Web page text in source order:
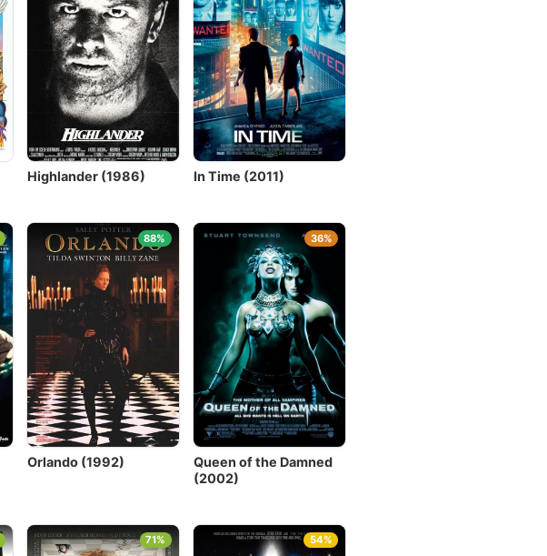
Highlander (1986) In Time (2011)
Orlando (1992)
88%
Queen of the Damned
(2002)
36%
71% 54%